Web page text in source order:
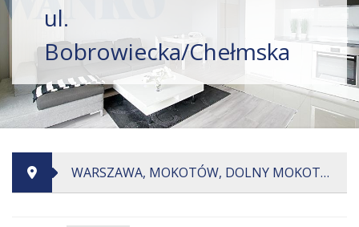
ul.
Bobrowiecka/Chełmska
WARSZAWA, MOKOTÓW, DOLNY MOKOTÓW, BOBROWIECKA